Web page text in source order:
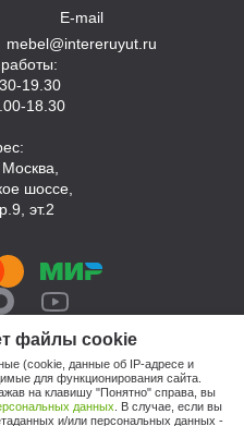
файлы cookie
(cookie, данные об IP-адресе и
для функционирования сайта.
на клавишу "Понятно" справа, вы
данных . В случае, если вы
и/или персональных данных -
E-mail
mebel@intereruyut.ru
19.30
18.30
шоссе,
эт.2